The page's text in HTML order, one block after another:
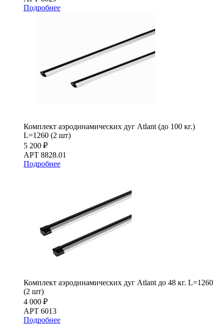
Подробнее
Комплект аэродинамических дуг Atlant (до 100 кг.)
L=1260 (2 шт)
5 200 ₽
АРТ 8828.01
Подробнее
Комплект аэродинамических дуг Atlant до 48 кг. L=1260
(2 шт)
4 000 ₽
АРТ 6013
Подробнее